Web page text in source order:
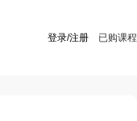
登录/注册 已购课程